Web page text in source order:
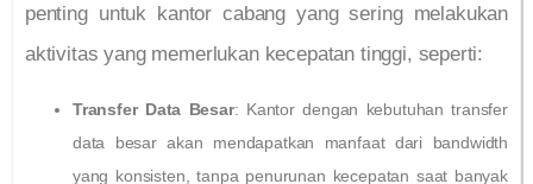
penting untuk kantor cabang yang sering melakukan
aktivitas yang memerlukan kecepatan tinggi, seperti:
Transfer Data Besar: Kantor dengan kebutuhan transfer
data besar akan mendapatkan manfaat dari bandwidth
yang konsisten, tanpa penurunan kecepatan saat banyak